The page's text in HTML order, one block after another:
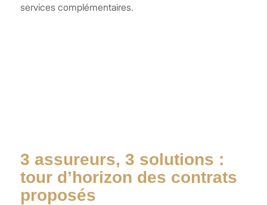
services complémentaires.
3 assureurs, 3 solutions :
tour d’horizon des contrats
proposés